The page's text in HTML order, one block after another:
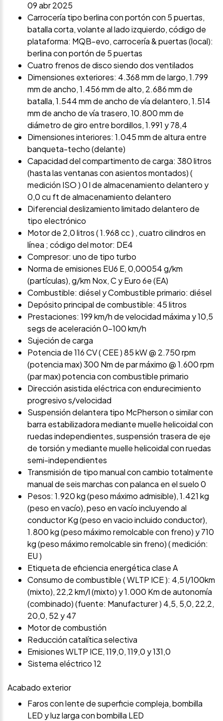
09 abr 2025
Carrocería tipo berlina con portón con 5 puertas,
batalla corta, volante al lado izquierdo, código de
plataforma: MQB-evo, carrocería & puertas (local):
berlina con portón de 5 puertas
Cuatro frenos de disco siendo dos ventilados
Dimensiones exteriores: 4.368 mm de largo, 1.799
mm de ancho, 1.456 mm de alto, 2.686 mm de
batalla, 1.544 mm de ancho de vía delantero, 1.514
mm de ancho de vía trasero, 10.800 mm de
diámetro de giro entre bordillos, 1.991 y 78,4
Dimensiones interiores: 1.045 mm de altura entre
banqueta-techo (delante)
Capacidad del compartimento de carga: 380 litros
(hasta las ventanas con asientos montados) (
medición ISO ) 0 l de almacenamiento delantero y
0,0 cu ft de almacenamiento delantero
Diferencial deslizamiento limitado delantero de
tipo electrónico
Motor de 2,0 litros ( 1.968 cc ) , cuatro cilindros en
línea ; código del motor: DE4
Compresor: uno de tipo turbo
Norma de emisiones EU6 E, 0,00054 g/km
(partículas), g/km Nox, C y Euro 6e (EA)
Combustible: diésel y Combustible primario: diésel
Depósito principal de combustible: 45 litros
Prestaciones: 199 km/h de velocidad máxima y 10,5
segs de aceleración 0-100 km/h
Sujeción de carga
Potencia de 116 CV ( CEE ) 85 kW @ 2.750 rpm
(potencia max) 300 Nm de par máximo @ 1.600 rpm
(par max) potencia con combustible primario
Dirección asistida eléctrica con endurecimiento
progresivo s/velocidad
Suspensión delantera tipo McPherson o similar con
barra estabilizadora mediante muelle helicoidal con
ruedas independientes, suspensión trasera de eje
de torsión y mediante muelle helicoidal con ruedas
semi-independientes
Transmisión de tipo manual con cambio totalmente
manual de seis marchas con palanca en el suelo 0
Pesos: 1.920 kg (peso máximo admisible), 1.421 kg
(peso en vacío), peso en vacío incluyendo al
conductor Kg (peso en vacio incluido conductor),
1.800 kg (peso máximo remolcable con freno) y 710
kg (peso máximo remolcable sin freno) ( medición:
EU )
Etiqueta de eficiencia energética clase A
Consumo de combustible ( WLTP ICE ): 4,5 l/100km
(mixto), 22,2 km/l (mixto) y 1.000 Km de autonomía
(combinado) (fuente: Manufacturer ) 4,5, 5,0, 22,2,
20,0, 52 y 47
Motor de combustión
Reducción catalítica selectiva
Emisiones WLTP ICE, 119,0, 119,0 y 131,0
Sistema eléctrico 12
Acabado exterior
Faros con lente de superficie compleja, bombilla
LED y luz larga con bombilla LED